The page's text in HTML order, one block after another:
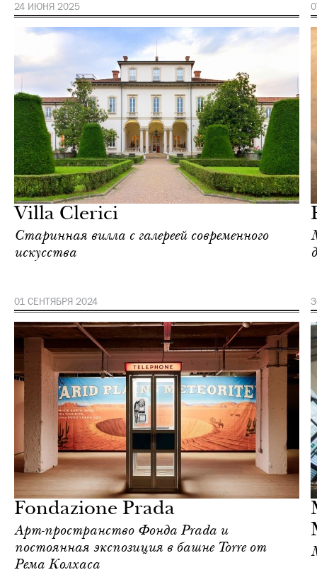
24 ИЮНЯ 2025
Villa Clerici
Старинная вилла с галереей современного
искусства
01 СЕНТЯБРЯ 2024
Fondazione Prada
Арт-пространство Фонда Prada и
постоянная экспозиция в башне Torre от
Рема Колхаса